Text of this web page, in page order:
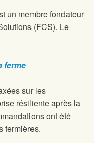
un membre fondateur
(FCS). Le
ferme
sur les
résiliente après la
ont été
fermières.